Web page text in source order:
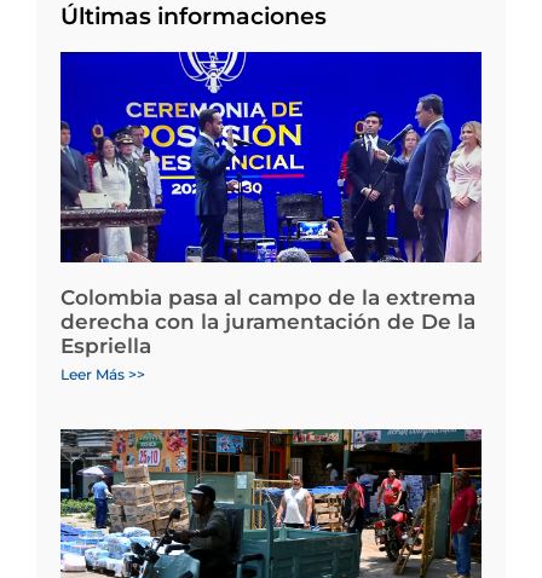
Últimas informaciones
Colombia pasa al campo de la extrema
derecha con la juramentación de De la
Espriella
Leer Más >>